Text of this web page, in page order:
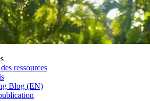
ressources
Blog (EN)